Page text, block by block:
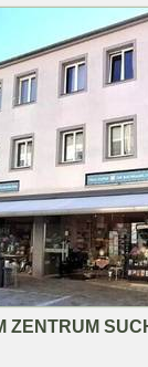
ZENTRUM